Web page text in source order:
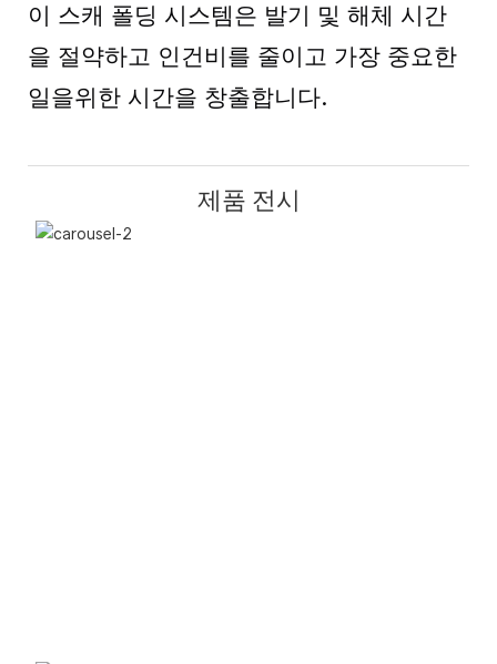
이 스캐 폴딩 시스템은 발기 및 해체 시간
을 절약하고 인건비를 줄이고 가장 중요한
일을위한 시간을 창출합니다.
제품 전시